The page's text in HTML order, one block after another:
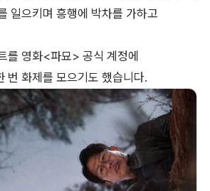
일으키며 흥행에 박차를 가하고
를 영화<파묘> 공식 계정에
번 화제를 모으기도 했습니다.